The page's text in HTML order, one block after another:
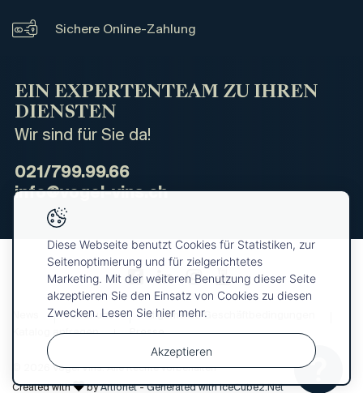
Sichere Online-Zahlung
EIN EXPERTENTEAM ZU IHREN
DIENSTEN
Wir sind für Sie da!
021/799.99.66
info@vogel-vins.ch
Über uns
Allgemeine Geschäftbedingungen
Katalog anfragen
Presse
© 2026 Vogel Vins. Alle Rechte vorbehalten
Created with
byArtionet-Generated with IceCube2.Net
Ihre
Auswahl
Diese Webseite benutzt Cookies für Statistiken, zur
Seitenoptimierung und für zielgerichtetes
Marketing. Mit der weiteren Benutzung dieser Seite
akzeptieren Sie den Einsatz von Cookies zu diesen
Zwecken. Lesen Sie hier mehr.
Akzeptieren